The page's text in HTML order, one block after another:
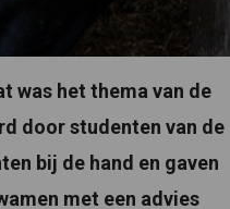
was het thema van de
door studenten van de
bij de hand en gaven
met een advies